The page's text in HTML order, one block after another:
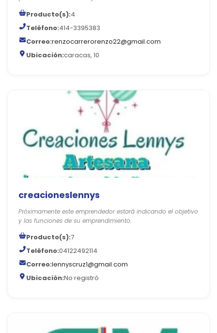
Producto(s):4
Teléfono:414-3395383
Correo:renzocarrerorenzo22@gmail.com
Ubicación:caracas, 10
creacioneslennys
Próximamente este emprendedor estará indicando el objetivo
y las funciones de su emprendimiento.
Producto(s):7
Teléfono:04122492114
Correo:lennyscruz1@gmail.com
Ubicación:No registró